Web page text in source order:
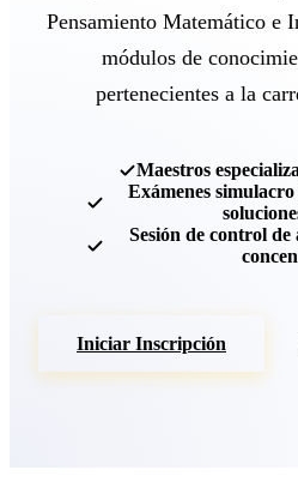
Pensamiento Matemático e
módulos de
pertenecientes a la
Maestros
Exámenes
Sesión de control de
Iniciar Inscripción